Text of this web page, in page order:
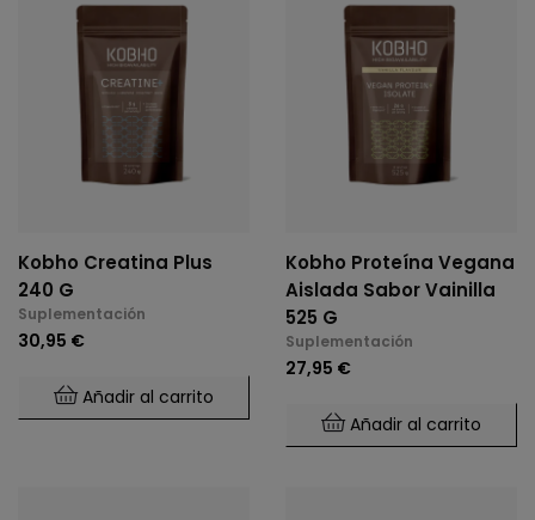
Kobho Creatina Plus
240 G
Suplementación
30,95 €
Añadir al carrito
Kobho Proteína Vegana
Aislada Sabor Vainilla
525 G
Suplementación
27,95 €
Añadir al carrito